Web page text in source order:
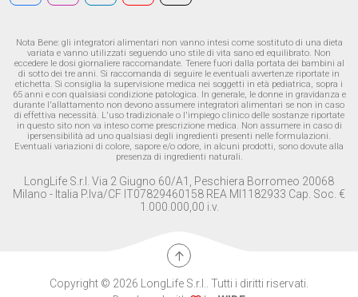
Nota Bene: gli integratori alimentari non vanno intesi come sostituto di una dieta
variata e vanno utilizzati seguendo uno stile di vita sano ed equilibrato. Non
eccedere le dosi giornaliere raccomandate. Tenere fuori dalla portata dei bambini al
di sotto dei tre anni. Si raccomanda di seguire le eventuali avvertenze riportate in
etichetta. Si consiglia la supervisione medica nei soggetti in età pediatrica, sopra i
65 anni e con qualsiasi condizione patologica. In generale, le donne in gravidanza e
durante l'allattamento non devono assumere integratori alimentari se non in caso
di effettiva necessità. L'uso tradizionale o l'impiego clinico delle sostanze riportate
in questo sito non va inteso come prescrizione medica. Non assumere in caso di
ipersensibilità ad uno qualsiasi degli ingredienti presenti nelle formulazioni.
Eventuali variazioni di colore, sapore e/o odore, in alcuni prodotti, sono dovute alla
presenza di ingredienti naturali.
LongLife S.r.l. Via 2 Giugno 60/A1, Peschiera Borromeo 20068
Milano - Italia P.Iva/CF IT07829460158 REA MI1182933 Cap. Soc. €
1.000.000,00 i.v.
Copyright © 2026 LongLife S.r.l.. Tutti i diritti riservati.